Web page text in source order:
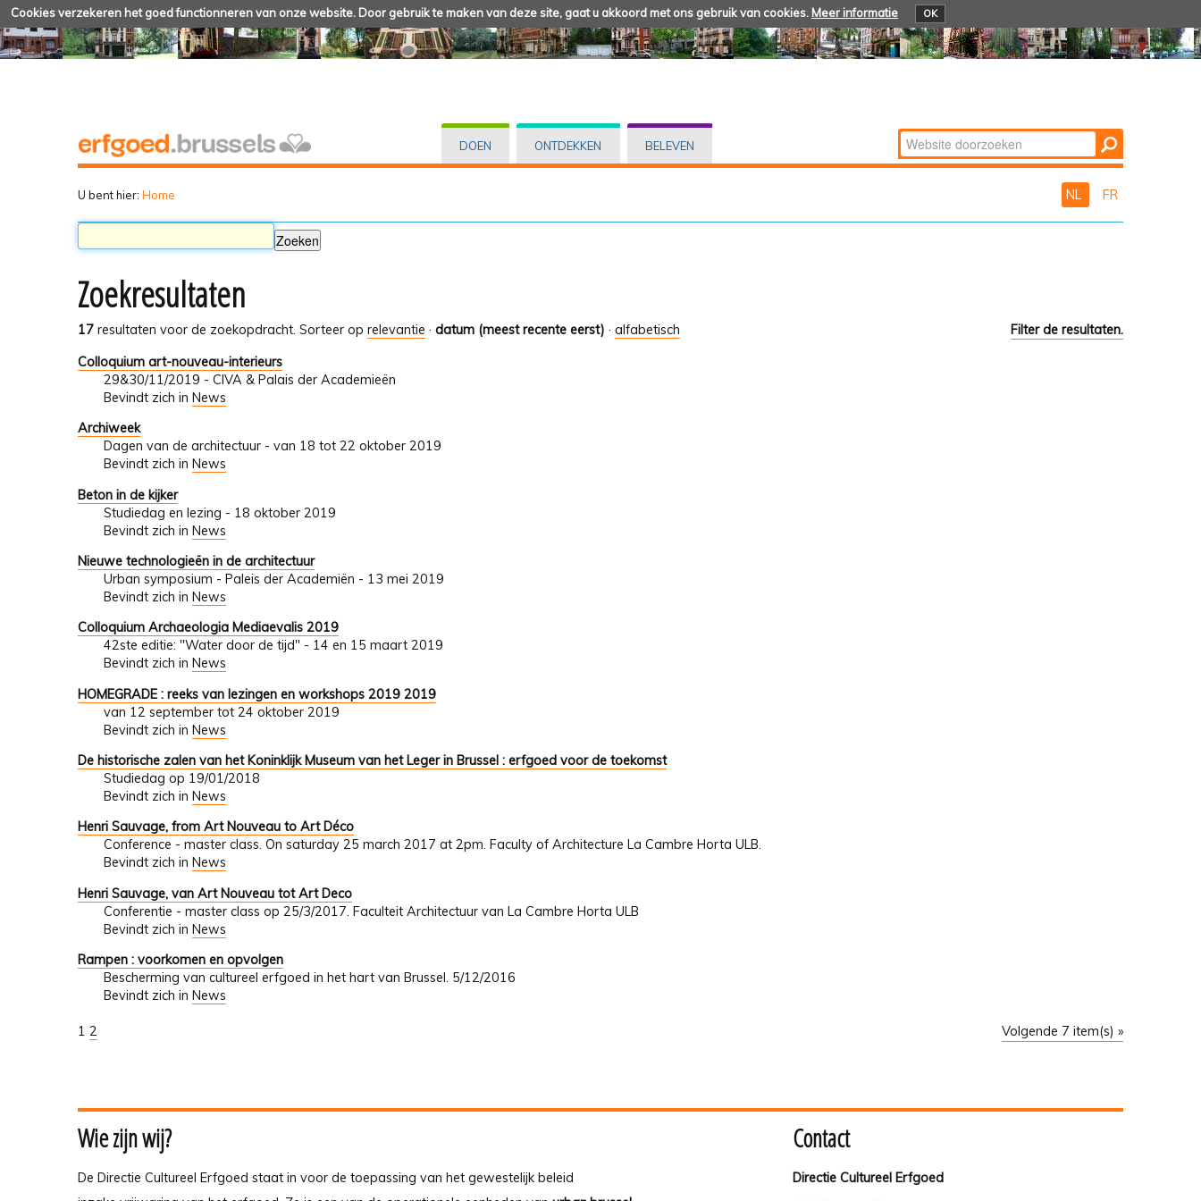
Cookies verzekeren het goed functionneren van onze website. Door gebruik te maken van deze site, gaat u akkoord met ons gebruik van cookies. Meer informatie OK
DOEN ONTDEKKEN BELEVEN Zoek
Geavanceerd
U bent hier: Home NL FR
Zoekresultaten
17 resultaten voor de zoekopdracht. Filter de resultaten.
Sorteer op relevantie · datum (meest recente eerst) · alfabetisch
Colloquium art-nouveau-interieurs
29&30/11/2019 - CIVA & Palais der Academieën
Bevindt zich in News
Archiweek
Dagen van de architectuur - van 18 tot 22 oktober 2019
Bevindt zich in News
Beton in de kijker
Studiedag en lezing - 18 oktober 2019
Bevindt zich in News
Nieuwe technologieën in de architectuur
Urban symposium - Paleis der Academiën - 13 mei 2019
Bevindt zich in News
Colloquium Archaeologia Mediaevalis 2019
42ste editie: "Water door de tijd" - 14 en 15 maart 2019
Bevindt zich in News
HOMEGRADE : reeks van lezingen en workshops 2019 2019
van 12 september tot 24 oktober 2019
Bevindt zich in News
De historische zalen van het Koninklijk Museum van het Leger in Brussel : erfgoed voor de toekomst
Studiedag op 19/01/2018
Bevindt zich in News
Henri Sauvage, from Art Nouveau to Art Déco
Conference - master class. On saturday 25 march 2017 at 2pm. Faculty of Architecture La Cambre Horta ULB.
Bevindt zich in News
Henri Sauvage, van Art Nouveau tot Art Deco
Conferentie - master class op 25/3/2017. Faculteit Architectuur van La Cambre Horta ULB
Bevindt zich in News
Rampen : voorkomen en opvolgen
Bescherming van cultureel erfgoed in het hart van Brussel. 5/12/2016
Bevindt zich in News
Volgende 7 item(s) »
1 2
Wie zijn wij?
De Directie Cultureel Erfgoed staat in voor de toepassing van het gewestelijk beleid
Contact
Directie Cultureel Erfgoed